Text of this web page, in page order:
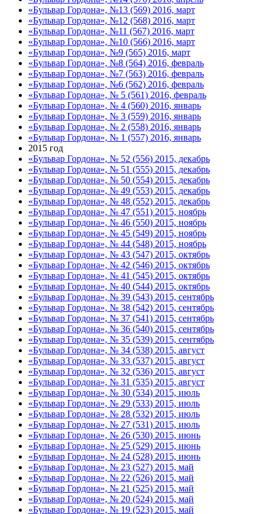
«Бульвар Гордона», №13 (569) 2016, март
«Бульвар Гордона», №12 (568) 2016, март
«Бульвар Гордона», №11 (567) 2016, март
«Бульвар Гордона», №10 (566) 2016, март
«Бульвар Гордона», №9 (565) 2016, март
«Бульвар Гордона», №8 (564) 2016, февраль
«Бульвар Гордона», №7 (563) 2016, февраль
«Бульвар Гордона», №6 (562) 2016, февраль
«Бульвар Гордона», № 5 (561) 2016, февраль
«Бульвар Гордона», № 4 (560) 2016, январь
«Бульвар Гордона», № 3 (559) 2016, январь
«Бульвар Гордона», № 2 (558) 2016, январь
«Бульвар Гордона», № 1 (557) 2016, январь
2015 год
«Бульвар Гордона», № 52 (556) 2015, декабрь
«Бульвар Гордона», № 51 (555) 2015, декабрь
«Бульвар Гордона», № 50 (554) 2015, декабрь
«Бульвар Гордона», № 49 (553) 2015, декабрь
«Бульвар Гордона», № 48 (552) 2015, декабрь
«Бульвар Гордона», № 47 (551) 2015, ноябрь
«Бульвар Гордона», № 46 (550) 2015, ноябрь
«Бульвар Гордона», № 45 (549) 2015, ноябрь
«Бульвар Гордона», № 44 (548) 2015, ноябрь
«Бульвар Гордона», № 43 (547) 2015, октябрь
«Бульвар Гордона», № 42 (546) 2015, октябрь
«Бульвар Гордона», № 41 (545) 2015, октябрь
«Бульвар Гордона», № 40 (544) 2015, октябрь
«Бульвар Гордона», № 39 (543) 2015, сентябрь
«Бульвар Гордона», № 38 (542) 2015, сентябрь
«Бульвар Гордона», № 37 (541) 2015, сентябрь
«Бульвар Гордона», № 36 (540) 2015, сентябрь
«Бульвар Гордона», № 35 (539) 2015, сентябрь
«Бульвар Гордона», № 34 (538) 2015, август
«Бульвар Гордона», № 33 (537) 2015, август
«Бульвар Гордона», № 32 (536) 2015, август
«Бульвар Гордона», № 31 (535) 2015, август
«Бульвар Гордона», № 30 (534) 2015, июль
«Бульвар Гордона», № 29 (533) 2015, июль
«Бульвар Гордона», № 28 (532) 2015, июль
«Бульвар Гордона», № 27 (531) 2015, июль
«Бульвар Гордона», № 26 (530) 2015, июнь
«Бульвар Гордона», № 25 (529) 2015, июнь
«Бульвар Гордона», № 24 (528) 2015, июнь
«Бульвар Гордона», № 23 (527) 2015, май
«Бульвар Гордона», № 22 (526) 2015, май
«Бульвар Гордона», № 21 (525) 2015, май
«Бульвар Гордона», № 20 (524) 2015, май
«Бульвар Гордона», № 19 (523) 2015, май